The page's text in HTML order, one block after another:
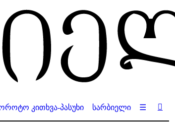
კითხვა-პასუხი სარბიელი ☰